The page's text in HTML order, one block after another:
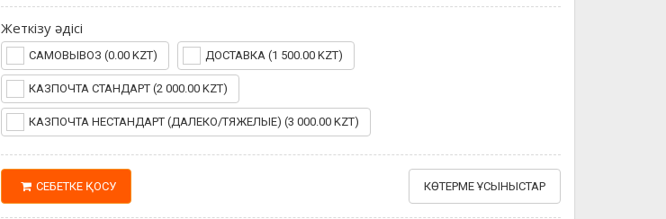
Жеткізу әдісі
САМОВЫВОЗ (0.00 KZT) ДОСТАВКА (1 500.00 KZT)
КАЗПОЧТА СТАНДАРТ (2 000.00 KZT)
КАЗПОЧТА НЕСТАНДАРТ (ДАЛЕКО/ТЯЖЕЛЫЕ) (3 000.00 KZT)
СЕБЕТКЕ ҚОСУ КӨТЕРМЕ ҰСЫНЫСТАР